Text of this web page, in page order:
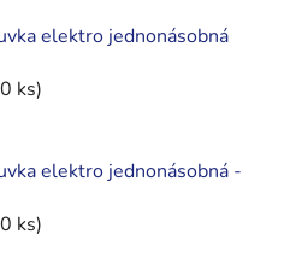
elektro jednonásobná
ks)
elektro jednonásobná -
ks)